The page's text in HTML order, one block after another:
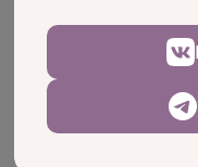
направлений
учеников, многие
профессионалами в
По ассортименту
давно уже